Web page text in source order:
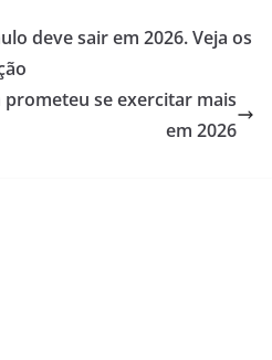
deve sair em 2026. Veja os
se exercitar mais
em 2026